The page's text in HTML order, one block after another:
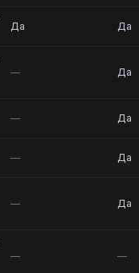
Да Да
— Да
— Да
— Да
— Да
— —